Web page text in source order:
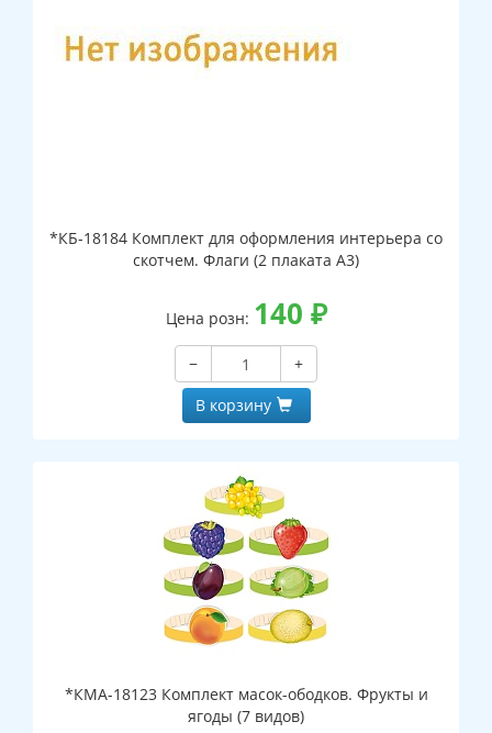
*КБ-18184 Комплект для оформления интерьера со
скотчем. Флаги (2 плаката А3)
Цена розн: 140 ₽
−
+
В корзину
*КМА-18123 Комплект масок-ободков. Фрукты и
ягоды (7 видов)